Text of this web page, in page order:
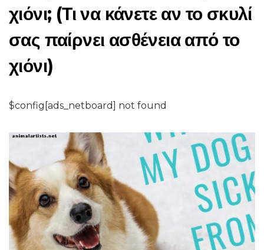
χιόνι; (Τι να κάνετε αν το σκυλί
σας παίρνει ασθένεια από το
χιόνι)
$config[ads_netboard] not found